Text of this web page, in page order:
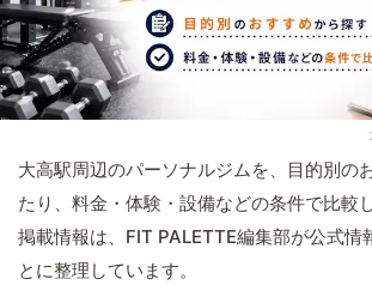
大高駅周辺のパーソナルジムを、目的別の
たり、料金・体験・設備などの条件で比較
掲載情報は、FIT PALETTE編集部が公式情
とに整理しています。